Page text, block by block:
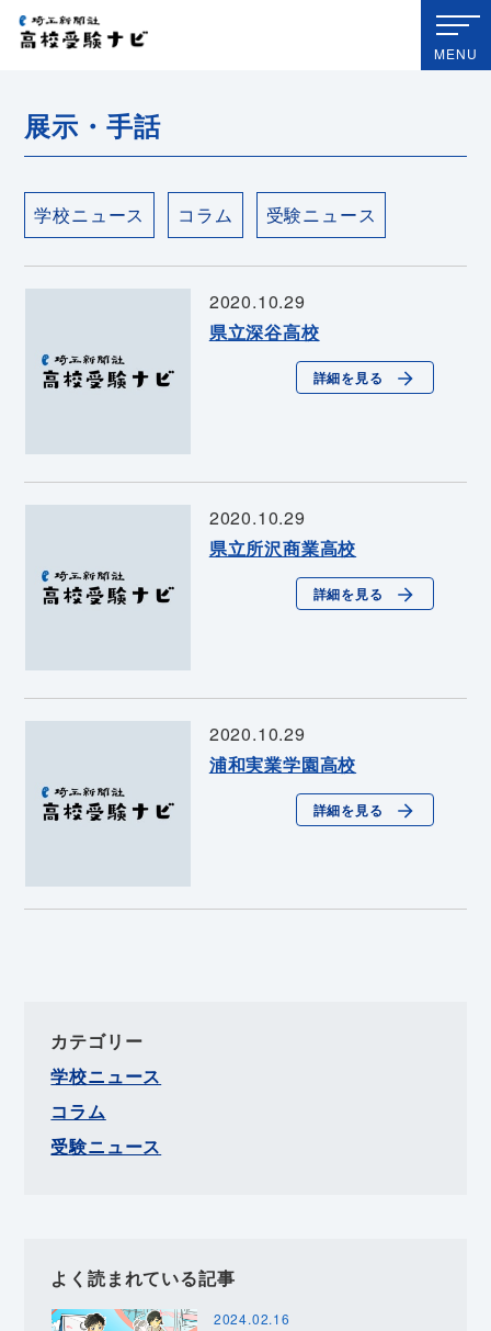
埼玉新聞社 高校受験ナビ
MENU
展示・手話
学校ニュース コラム 受験ニュース
2020.10.29
県立深谷高校
詳細を見る
2020.10.29
県立所沢商業高校
詳細を見る
2020.10.29
浦和実業学園高校
詳細を見る
カテゴリー
学校ニュース
コラム
受験ニュース
よく読まれている記事
2024.02.16